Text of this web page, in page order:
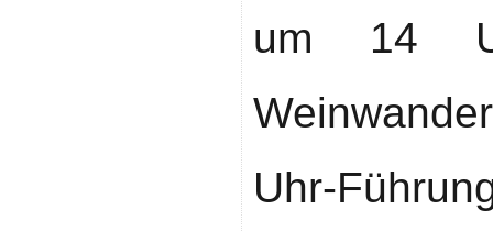
um 14
Uhr-